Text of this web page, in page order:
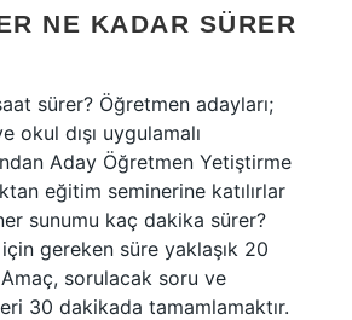
NE KADAR SÜRER
sürer? Öğretmen adayları;
okul dışı uygulamalı
Aday Öğretmen Yetiştirme
eğitim seminerine katılırlar
sunumu kaç dakika sürer?
gereken süre yaklaşık 20
Amaç, sorulacak soru ve
30 dakikada tamamlamaktır.